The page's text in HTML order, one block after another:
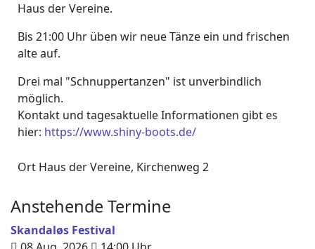
Haus der Vereine.
Bis 21:00 Uhr üben wir neue Tänze ein und frischen
alte auf.
Drei mal "Schnuppertanzen" ist unverbindlich
möglich.
Kontakt und tagesaktuelle Informationen gibt es
hier: https://www.shiny-boots.de/
Ort Haus der Vereine, Kirchenweg 2
Anstehende Termine
Skandaløs Festival